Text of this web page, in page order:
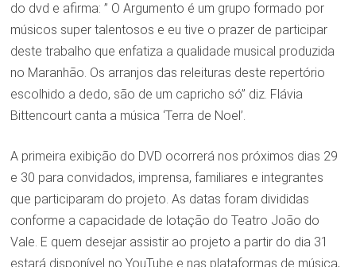
do dvd e afirma: ” O Argumento é um grupo formado por
músicos super talentosos e eu tive o prazer de participar
deste trabalho que enfatiza a qualidade musical produzida
no Maranhão. Os arranjos das releituras deste repertório
escolhido a dedo, são de um capricho só” diz. Flávia
Bittencourt canta a música ‘Terra de Noel’.
A primeira exibição do DVD ocorrerá nos próximos dias 29
e 30 para convidados, imprensa, familiares e integrantes
que participaram do projeto. As datas foram divididas
conforme a capacidade de lotação do Teatro João do
Vale. E quem desejar assistir ao projeto a partir do dia 31
estará disponível no YouTube e nas plataformas de música,